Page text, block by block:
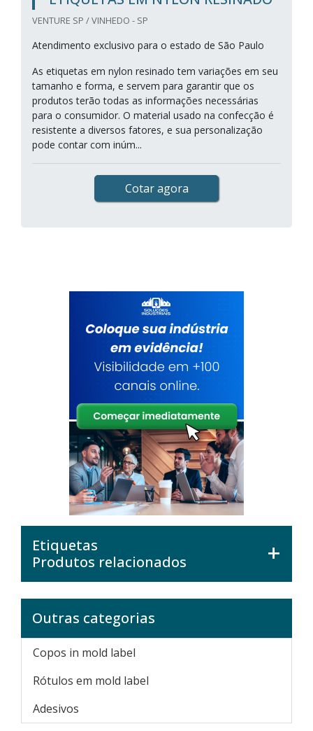
VENTURE SP / VINHEDO - SP
Atendimento exclusivo para o estado de São Paulo
As etiquetas em nylon resinado tem variações em seu
tamanho e forma, e servem para garantir que os
produtos terão todas as informações necessárias
para o consumidor. O material usado na confecção é
resistente a diversos fatores, e sua personalização
pode contar com inúm...
Cotar agora
Etiquetas
Produtos relacionados
Outras categorias
Copos in mold label
Rótulos em mold label
Adesivos